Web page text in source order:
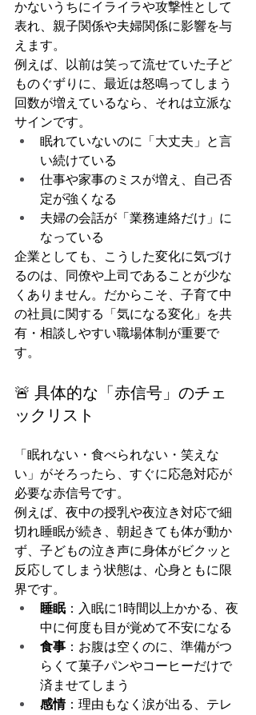
かないうちにイライラや攻撃性として
表れ、親子関係や夫婦関係に影響を与
えます。
例えば、以前は笑って流せていた子ど
ものぐずりに、最近は怒鳴ってしまう
回数が増えているなら、それは立派な
サインです。
眠れていないのに「大丈夫」と言
い続けている
仕事や家事のミスが増え、自己否
定が強くなる
夫婦の会話が「業務連絡だけ」に
なっている
企業としても、こうした変化に気づけ
るのは、同僚や上司であることが少な
くありません。だからこそ、子育て中
の社員に関する「気になる変化」を共
有・相談しやすい職場体制が重要で
す。
🚨 具体的な「赤信号」のチェ
ックリスト
「眠れない・食べられない・笑えな
い」がそろったら、すぐに応急対応が
必要な赤信号です。
例えば、夜中の授乳や夜泣き対応で細
切れ睡眠が続き、朝起きても体が動か
ず、子どもの泣き声に身体がビクッと
反応してしまう状態は、心身ともに限
界です。
睡眠：入眠に1時間以上かかる、夜
中に何度も目が覚めて不安になる
食事 ：お腹は空くのに、準備がつ
らくて菓子パンやコーヒーだけで
済ませてしまう
感情：理由もなく涙が出る、テレ